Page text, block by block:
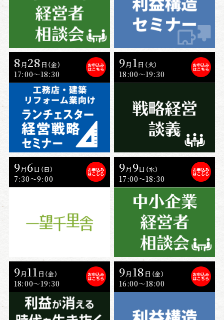
8月28 日 （金）
17:00〜18:30
9月 1日 （火）
18:00～19:30
9月6日 （日）
7:30～9:00
9月 9日 （水）
17:00〜18:30
9月11 日 （金）
18:00〜19:30
9月 18 日 （金）
16:00〜18:00